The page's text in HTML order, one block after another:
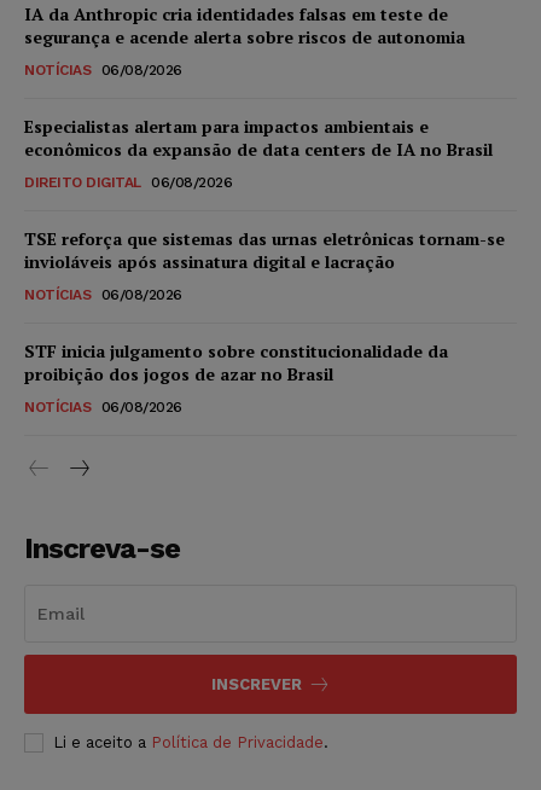
IA da Anthropic cria identidades falsas em teste de
segurança e acende alerta sobre riscos de autonomia
NOTÍCIAS 06/08/2026
Especialistas alertam para impactos ambientais e
econômicos da expansão de data centers de IA no Brasil
DIREITO DIGITAL 06/08/2026
TSE reforça que sistemas das urnas eletrônicas tornam-se
invioláveis após assinatura digital e lacração
NOTÍCIAS 06/08/2026
STF inicia julgamento sobre constitucionalidade da
proibição dos jogos de azar no Brasil
NOTÍCIAS 06/08/2026
Inscreva-se
INSCREVER
Li e aceito a Política de Privacidade.